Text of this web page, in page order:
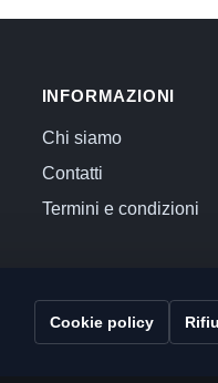
INFORMAZIONI
Chi siamo
Contatti
Termini e condizioni
Cookie policy